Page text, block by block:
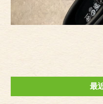
最